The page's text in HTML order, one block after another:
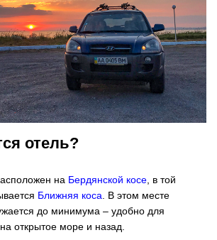
отель?
на Бердянской косе , в той
Ближняя коса . В этом месте
до минимума – удобно для
открытое море и назад.